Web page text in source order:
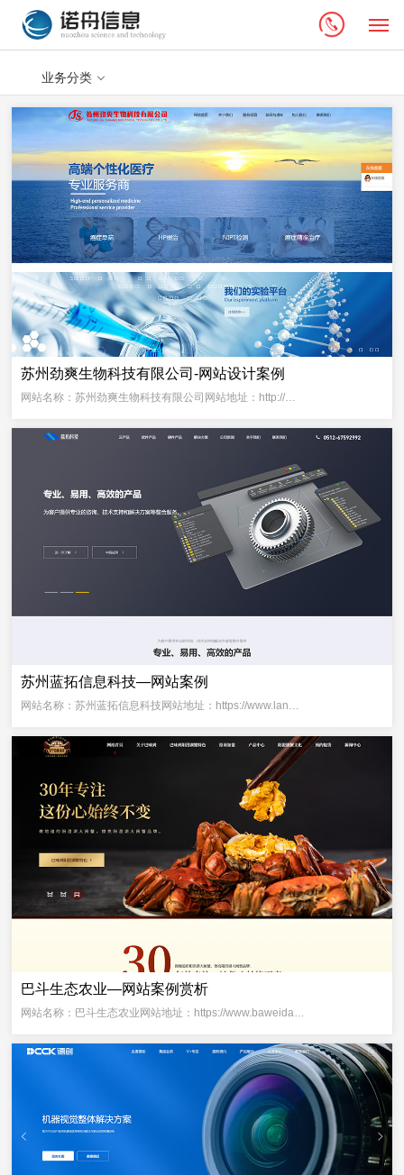
业务分类
苏州劲爽生物科技有限公司-网站设计案例
网站名称：苏州劲爽生物科技有限公司网站地址：http://…
苏州蓝拓信息科技—网站案例
网站名称：苏州蓝拓信息科技网站地址：https://www.lan…
巴斗生态农业—网站案例赏析
网站名称：巴斗生态农业网站地址：https://www.baweida…